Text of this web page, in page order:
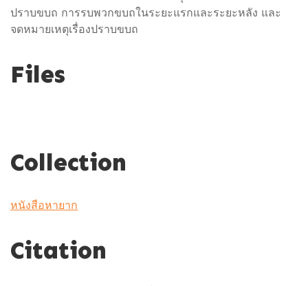
ปราบขบถ การรบพวกขบถในระยะแรกและระยะหลัง และ
จดหมายเหตุเรื่องปราบขบถ
Files
Collection
หนังสือหายาก
Citation